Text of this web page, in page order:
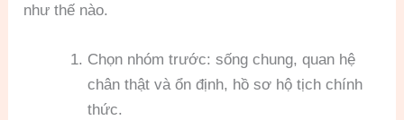
như thế nào.
Chọn nhóm trước: sống chung, quan hệ
chân thật và ổn định, hồ sơ hộ tịch chính
thức.